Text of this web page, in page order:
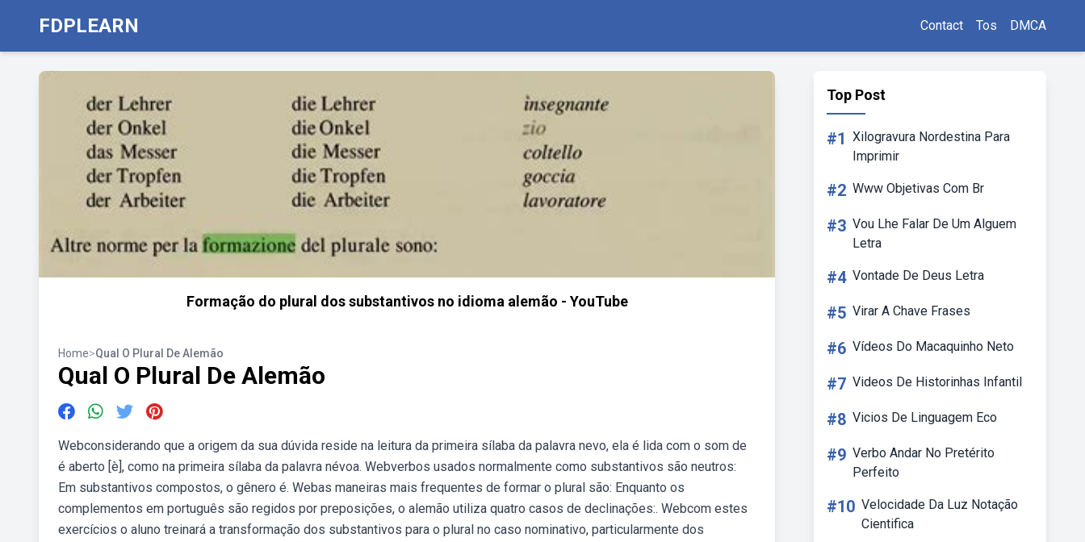
FDPLEARN Contact Tos DMCA
Formação do plural dos substantivos no idioma alemão - YouTube
Home>Qual O Plural De Alemão
Qual O Plural De Alemão
Webconsiderando que a origem da sua dúvida reside na leitura da primeira sílaba da palavra nevo, ela é lida com o som de
é aberto [è], como na primeira sílaba da palavra névoa. Webverbos usados normalmente como substantivos são neutros:
Em substantivos compostos, o gênero é. Webas maneiras mais frequentes de formar o plural são: Enquanto os
complementos em português são regidos por preposições, o alemão utiliza quatro casos de declinações:. Webcom estes
exercícios o aluno treinará a transformação dos substantivos para o plural no caso nominativo, particularmente dos
Top Post
#1 Xilogravura Nordestina Para
Imprimir
#2 Www Objetivas Com Br
#3 Vou Lhe Falar De Um Alguem
Letra
#4 Vontade De Deus Letra
#5 Virar A Chave Frases
#6 Vídeos Do Macaquinho Neto
#7 Videos De Historinhas Infantil
#8 Vicios De Linguagem Eco
#9 Verbo Andar No Pretérito
Perfeito
#10 Velocidade Da Luz Notação
Cientifica